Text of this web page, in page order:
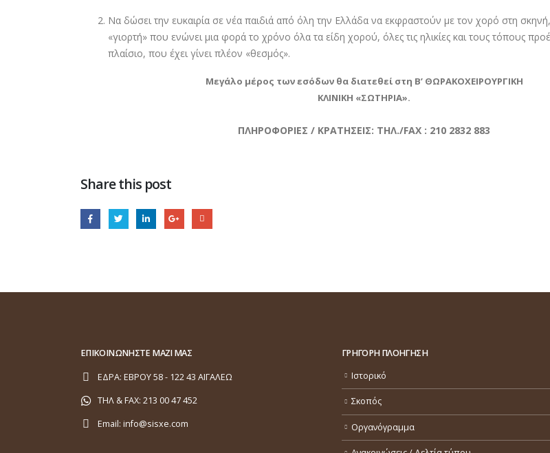
Να δώσει την ευκαιρία σε νέα παιδιά από όλη την Ελλάδα να εκφραστούν με τον χορό στη
«γιορτή» που ενώνει μια φορά το χρόνο όλα τα είδη χορού, όλες τις ηλικίες και τους τόπους
πλαίσιο, που έχει γίνει πλέον «θεσμός».
Μεγάλο μέρος των εσόδων θα διατεθεί στη Β’ ΘΩΡΑΚΟΧΕΙΡΟΥΡΓΙΚΗ
ΚΛΙΝΙΚΗ «ΣΩΤΗΡΙΑ».
ΠΛΗΡΟΦΟΡΙΕΣ / ΚΡΑΤΗΣΕΙΣ: ΤΗΛ./FAX : 210 2832 883
Share this post
ΕΠΙΚΟΙΝΩΝΗΣΤΕ ΜΑΖΙ ΜΑΣ
ΕΔΡΑ: ΕΒΡΟΥ 58 - 122 43 ΑΙΓΑΛΕΩ
ΤΗΛ & FAX: 213 00 47 452
Email: info@sisxe.com
ΓΡΗΓΟΡΗ ΠΛΟΗΓΗΣΗ
Ιστορικό
Σκοπός
Οργανόγραμμα